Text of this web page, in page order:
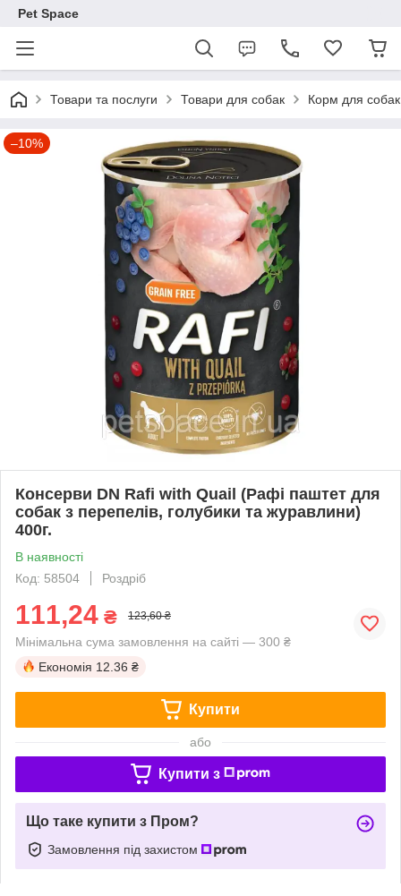
Pet Space
Товари та послуги Товари для собак Корм для собак
–10%
Консерви DN Rafi with Quail (Рафі паштет для
собак з перепелів, голубики та журавлини)
400г.
В наявності
Код: 58504
Роздріб
111,24 ₴ 123,60 ₴
Мінімальна сума замовлення на сайті — 300 ₴
Економія 12.36 ₴
Купити
або
Купити з
Що таке купити з Пром?
Замовлення під захистом